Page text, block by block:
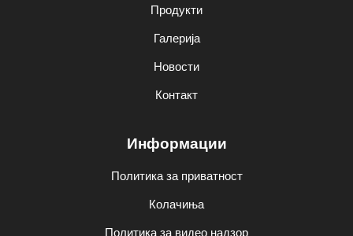
Продукти
Галерија
Новости
Контакт
Информации
Политика за приватност
Колачиња
Политика за видео надзор